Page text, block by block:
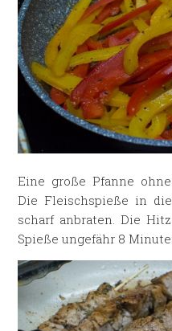
Eine große Pfanne
Die Fleischspieße in
scharf anbraten. Die
Spieße ungefähr 8